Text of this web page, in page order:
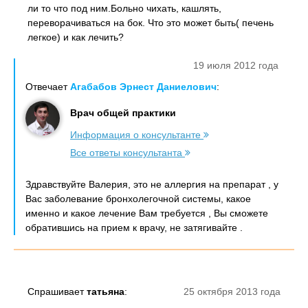
ли то что под ним.Больно чихать, кашлять,
переворачиваться на бок. Что это может быть( печень
легкое) и как лечить?
19 июля 2012 года
ОтвечаетАгабабов Эрнест Даниелович:
Врач общей практики
Информация о консультанте
Все ответы консультанта
Здравствуйте Валерия, это не аллергия на препарат , у
Вас заболевание бронхолегочной системы, какое
именно и какое лечение Вам требуется , Вы сможете
обратившись на прием к врачу, не затягивайте .
25 октября 2013 года
Спрашиваеттатьяна: